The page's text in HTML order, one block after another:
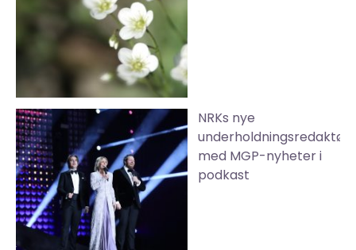
NRKs nye
underholdningsredaktør
med MGP-nyheter i
podkast